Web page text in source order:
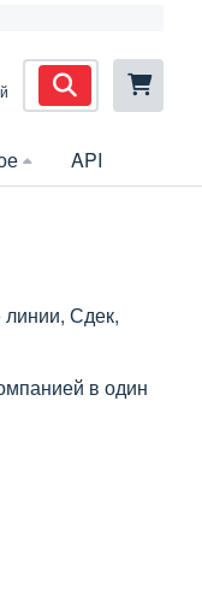
API
Сдек,
в один